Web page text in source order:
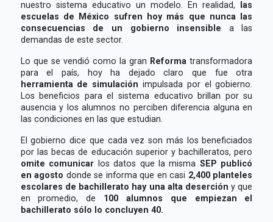
nuestro sistema educativo un modelo. En realidad, las
escuelas de México sufren hoy más que nunca las
consecuencias de un gobierno insensible a las
demandas de este sector.
Lo que se vendió como la gran Reforma transformadora
para el país, hoy ha dejado claro que fue otra
herramienta de simulación impulsada por el gobierno.
Los beneficios para el sistema educativo brillan por su
ausencia y los alumnos no perciben diferencia alguna en
las condiciones en las que estudian.
El gobierno dice que cada vez son más los beneficiados
por las becas de educación superior y bachilleratos, pero
omite comunicar los datos que la misma SEP publicó
en agosto donde se informa que en casi 2,400 planteles
escolares de bachillerato hay una alta deserción y que
en promedio, de 100 alumnos que empiezan el
bachillerato sólo lo concluyen 40.